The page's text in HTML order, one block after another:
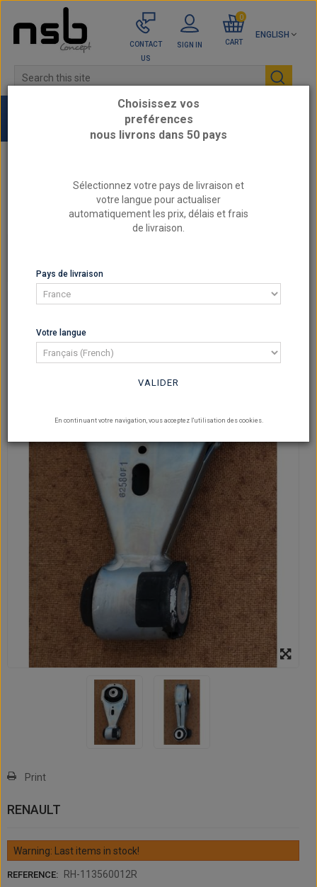
ENGLISH
CONTACT
US
SIGN IN CART
0
RENAULT Megane 3
RENAULT Megane 3 RS 250cv F4R 874 2009-2015
RENAULT
Print
RENAULT
Warning: Last items in stock!
REFERENCE: RH-113560012R
Choisissez vos
preférences
nous livrons dans 50 pays
Sélectionnez votre pays de livraison et
votre langue pour actualiser
automatiquement les prix, délais et frais
de livraison.
Pays de livraison
Votre langue
VALIDER
En continuant votre navigation, vous acceptez l'utilisation des cookies.